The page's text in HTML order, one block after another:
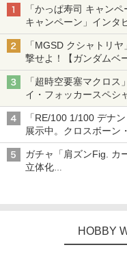
「かっぱ寿司 キャン
キャンペーン」インタ
子どもが楽しめるかっ
追求
「MGSD クシャトリ
撃せよ！【ガンダムベ
「超時空要塞マクロ
イ・フォッカースペシ
「RE/100 1/100 デナ
展示中。クロスボーン
【ガンダムベース撮り
ガチャ「肩ズンFig. カ
立体化
HOBBY